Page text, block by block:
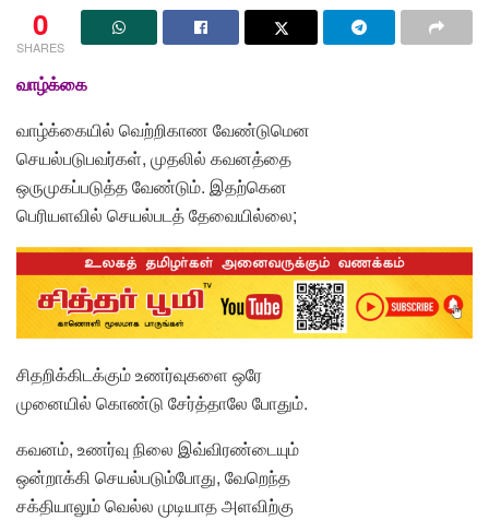
0
SHARES
வாழ்க்கை
வாழ்க்கையில் வெற்றிகாண வேண்டுமென
செயல்படுபவர்கள், முதலில் கவனத்தை
ஒருமுகப்படுத்த வேண்டும். இதற்கென
பெரியளவில் செயல்படத் தேவையில்லை;
சிதறிக்கிடக்கும் உணர்வுகளை ஒரே
முனையில் கொண்டு சேர்த்தாலே போதும்.
கவனம், உணர்வு நிலை இவ்விரண்டையும்
ஒன்றாக்கி செயல்படும்போது, வேறெந்த
சக்தியாலும் வெல்ல முடியாத அளவிற்கு